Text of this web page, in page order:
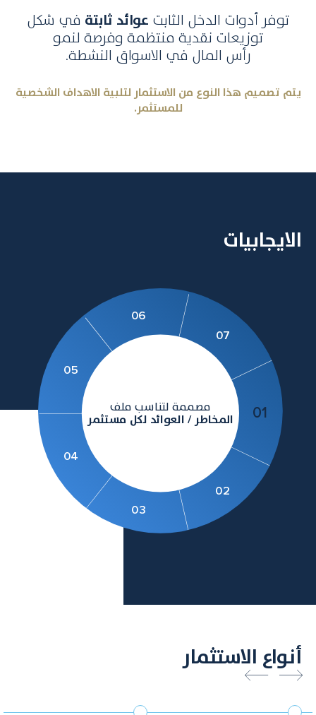
توفر أدوات الدخل الثابت عوائد ثابتة في شكل
توزيعات نقدية منتظمة وفرصة لنمو
رأس المال في الاسواق النشطة.
يتم تصميم هذا النوع من الاستثمار لتلبية الاهداف الشخصية
للمستثمر.
الايجابيات
مصممة لتناسب ملف
المخاطر / العوائد لكل مستثمر
01
02
03
04
05
06
07
أنواع الاستثمار